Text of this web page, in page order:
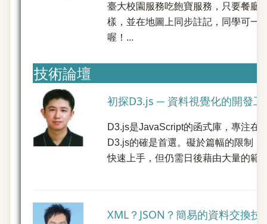
臺大校園服務吃飽寶服務，只要餐廳
樣，並在地圖上同步註記，同學可一
喔！...
技術論壇
初探D3.js ─ 資料視覺化的開發工
D3.js是JavaScript的函式庫，專注在
D3.js的確是首選。礙於篇幅的限制
快速上手，但仍需日後藉由大量的範
XML？JSON？簡易的資料交換技